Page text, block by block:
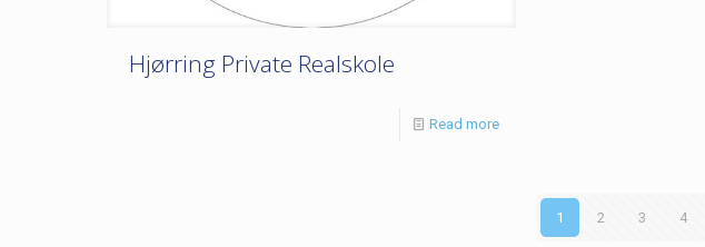
Hjørring Private Realskole
Read more
1 2 3 4